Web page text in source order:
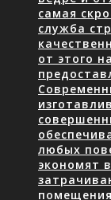
самая
служба
от этого
любых
экономят